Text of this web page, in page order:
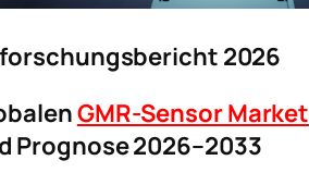
2026
GMR-Sensor Market
2026–2033